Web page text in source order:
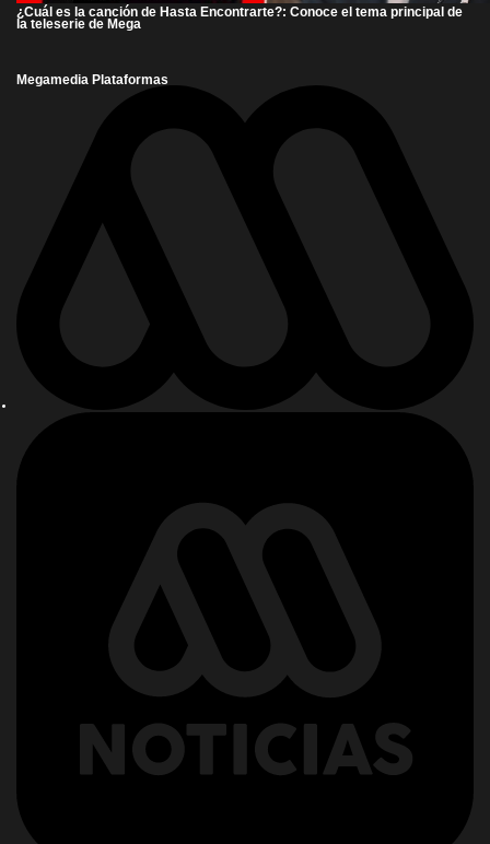
¿Cuál es la canción de Hasta Encontrarte?: Conoce el tema principal de
la teleserie de Mega
Megamedia Plataformas